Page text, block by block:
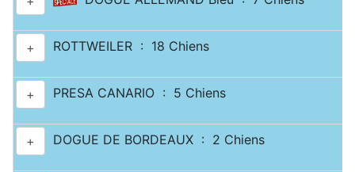
+ ROTTWEILER : 18 Chiens
+ PRESA CANARIO : 5 Chiens
+ DOGUE DE BORDEAUX : 2 Chiens